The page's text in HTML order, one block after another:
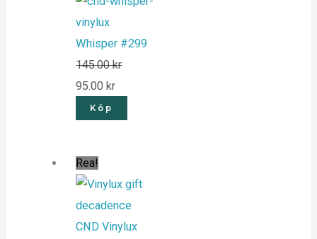
Whisper #299
145.00kr
95.00kr
Köp
Rea!
CND Vinylux